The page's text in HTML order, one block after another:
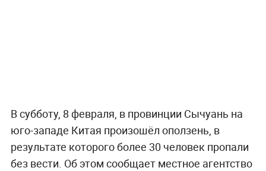
В субботу, 8 февраля, в провинции Сычуань на
юго-западе Китая произошёл оползень, в
результате которого более 30 человек пропали
без вести. Об этом сообщает местное агентство